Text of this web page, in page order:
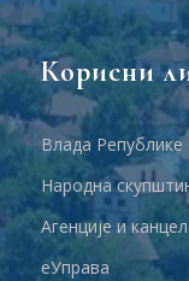
Корисни
Влада Републике
Народна
Агенције и
еУправа